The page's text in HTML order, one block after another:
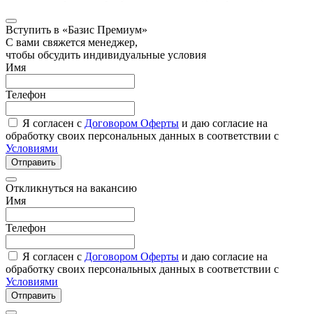
Вступить в «Базис Премиум»
С вами свяжется менеджер,
чтобы обсудить индивидуальные условия
Имя
Телефон
Я согласен с Договором Оферты и даю согласие на
обработку своих персональных данных в соответствии с
Условиями
Отправить
Откликнуться на вакансию
Имя
Телефон
Я согласен с Договором Оферты и даю согласие на
обработку своих персональных данных в соответствии с
Условиями
Отправить